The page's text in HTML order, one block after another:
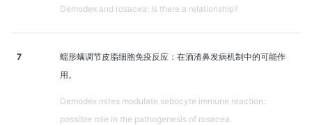
Demodex and rosacea: Is there a relationship?
7
蠕形螨调节皮脂细胞免疫反应：在酒渣鼻发病机制中的可能作
用。
Demodex mites modulate sebocyte immune reaction:
possible role in the pathogenesis of rosacea.